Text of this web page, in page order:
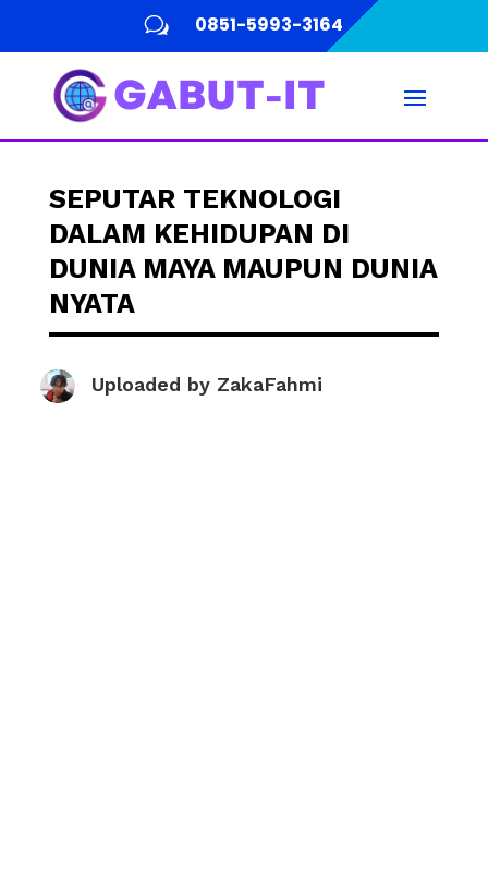
w 0851-5993-3164
SEPUTAR TEKNOLOGI
DALAM KEHIDUPAN DI
DUNIA MAYA MAUPUN DUNIA
NYATA
Uploaded by ZakaFahmi